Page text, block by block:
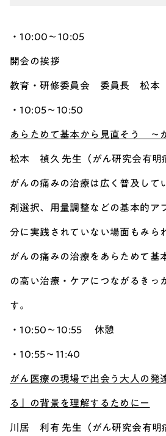
・10:00～10:05
開会の挨拶
教育・研修委員会 委員長松本
・10:05～10:50
あらためて基本から見直そう ～
松本 禎久 先生（がん研究会有明
がんの痛みの治療は広く普及して
剤選択、用量調整などの基本的ア
分に実践されていない場面もみら
がんの痛みの治療をあらためて基
の高い治療・ケアにつながるきっ
す。
・10:50～10:55 休憩
・10:55～11:40
がん医療の現場で出会う大人の
る」の背景を理解するためにー
川居 利有 先生（がん研究会有明